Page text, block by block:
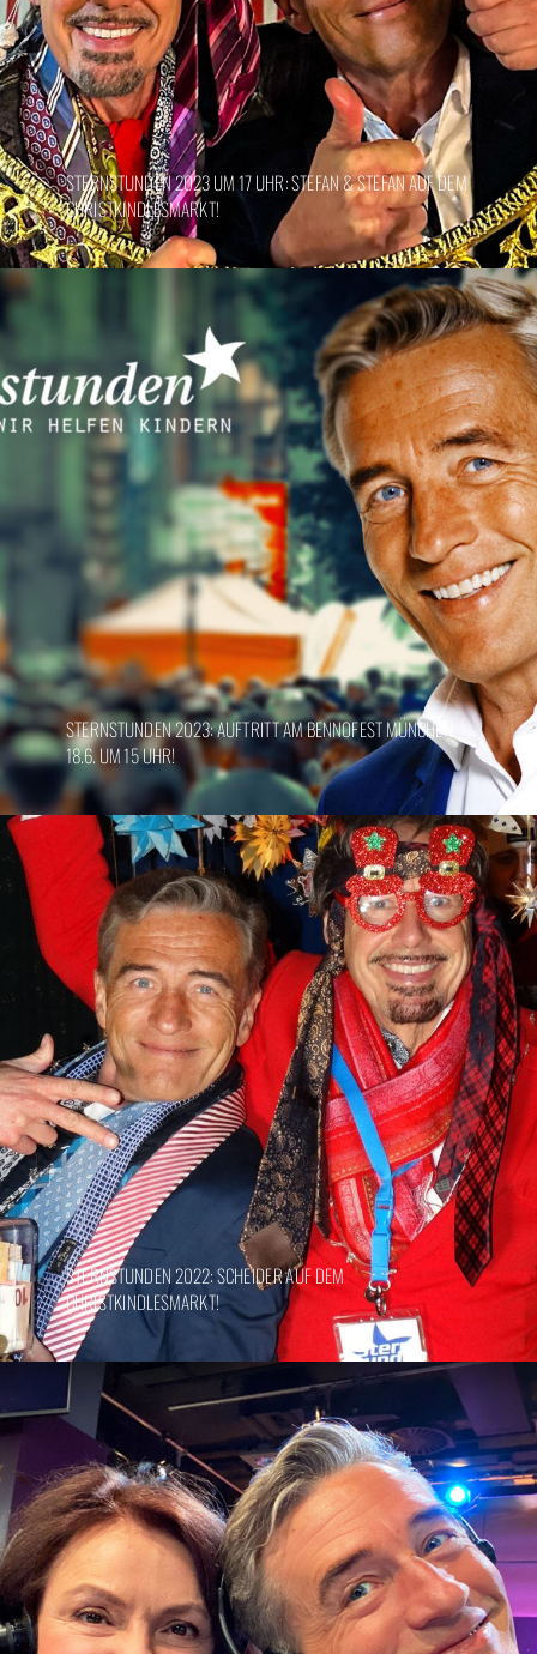
STERNSTUNDEN 2023 UM 17 UHR: STEFAN & STEFAN AUF DEM
CHRISTKINDLESMARKT!
STERNSTUNDEN 2023: AUFTRITT AM BENNOFEST MÜNCHEN
18.6. UM 15 UHR!
STERNSTUNDEN 2022: SCHEIDER AUF DEM
CHRISTKINDLESMARKT!